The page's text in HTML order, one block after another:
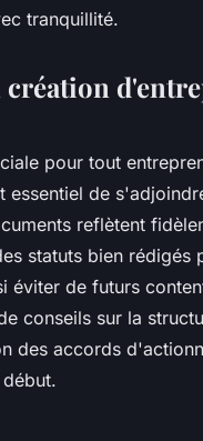
tranquillité.
création
pour tout
essentiel de
reflètent
statuts bien rédigés
éviter de futurs
conseils sur la
des accords